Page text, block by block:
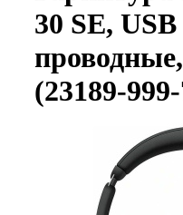
30 SE,
(23189-